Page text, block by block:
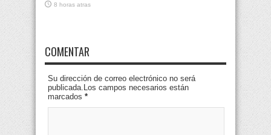
8 horas atras
COMENTAR
Su dirección de correo electrónico no será
publicada.Los campos necesarios están
marcados *